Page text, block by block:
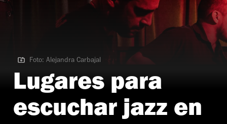
Foto: Alejandra Carbajal
Foto: Alejandra Carbajal
Lugares para
escuchar jazz en